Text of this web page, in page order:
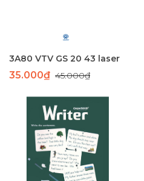
3A80 VTV GS 20 43 laser
35.000₫ 45.000₫